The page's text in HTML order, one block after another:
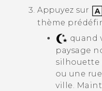
Appuyez sur
thème
quand
paysage
silhouette
ou une
ville.